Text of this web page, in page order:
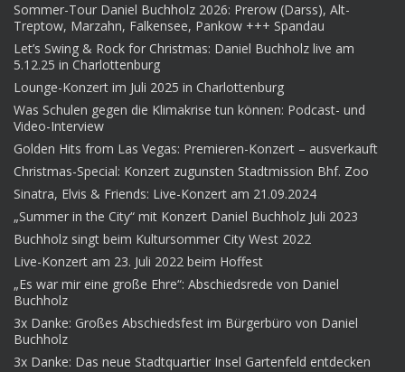
Sommer-Tour Daniel Buchholz 2026: Prerow (Darss), Alt-
Treptow, Marzahn, Falkensee, Pankow +++ Spandau
Let’s Swing & Rock for Christmas: Daniel Buchholz live am
5.12.25 in Charlottenburg
Lounge-Konzert im Juli 2025 in Charlottenburg
Was Schulen gegen die Klimakrise tun können: Podcast- und
Video-Interview
Golden Hits from Las Vegas: Premieren-Konzert – ausverkauft
Christmas-Special: Konzert zugunsten Stadtmission Bhf. Zoo
Sinatra, Elvis & Friends: Live-Konzert am 21.09.2024
„Summer in the City“ mit Konzert Daniel Buchholz Juli 2023
Buchholz singt beim Kultursommer City West 2022
Live-Konzert am 23. Juli 2022 beim Hoffest
„Es war mir eine große Ehre“: Abschiedsrede von Daniel
Buchholz
3x Danke: Großes Abschiedsfest im Bürgerbüro von Daniel
Buchholz
3x Danke: Das neue Stadtquartier Insel Gartenfeld entdecken